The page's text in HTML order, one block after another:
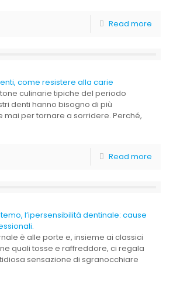
Read more
come resistere alla carie
culinarie tipiche del periodo
denti hanno bisogno di più
mai per tornare a sorridere. Perché,
Read more
l’ipersensibilità dentinale: cause
è alle porte e, insieme ai classici
quali tosse e raffreddore, ci regala
sensazione di sgranocchiare